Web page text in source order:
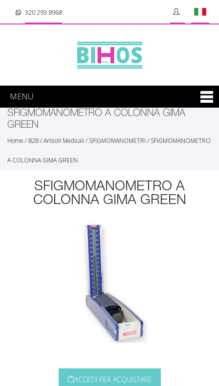
320 293 8968
MENU
SFIGMOMANOMETRO A COLONNA GIMA
GREEN
Home / B2B/Articoli Medicali / SFIGMOMANOMETRI / SFIGMOMANOMETRO
A COLONNA GIMA GREEN
SFIGMOMANOMETRO A
COLONNA GIMA GREEN
ACCEDI PER ACQUISTARE